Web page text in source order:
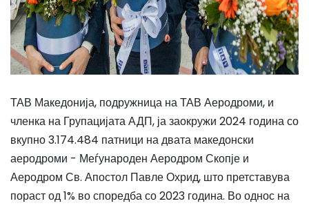
ТАВ Македонија, подружница на ТАВ Аеродроми, и
членка на Групацијата АДП, ја заокружи 2024 година со
вкупно 3.174.484 патници на двата македонски
аеродроми - Меѓународен Аеродром Скопје и
Аеродром Св. Апостол Павле Охрид, што претставува
пораст од 1% во споредба со 2023 година. Во однос на